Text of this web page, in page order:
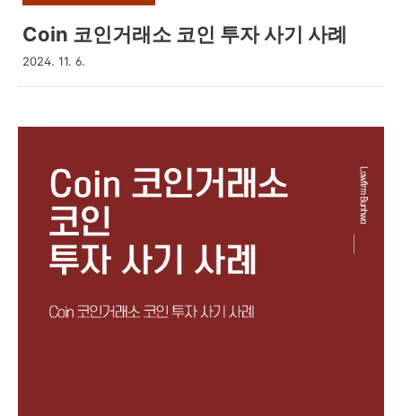
Coin 코인거래소 코인 투자 사기 사례
2024. 11. 6.